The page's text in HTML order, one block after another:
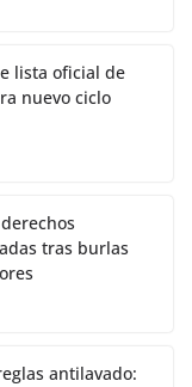
lista oficial de
nuevo ciclo
tras burlas
antilavado: